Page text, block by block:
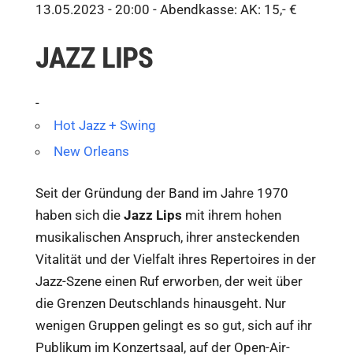
13.05.2023 - 20:00 - Abendkasse: AK: 15,- €
JAZZ LIPS
-
Hot Jazz + Swing
New Orleans
Seit der Gründung der Band im Jahre 1970
haben sich die Jazz Lips mit ihrem hohen
musikalischen Anspruch, ihrer ansteckenden
Vitalität und der Vielfalt ihres Repertoires in der
Jazz-Szene einen Ruf erworben, der weit über
die Grenzen Deutschlands hinausgeht. Nur
wenigen Gruppen gelingt es so gut, sich auf ihr
Publikum im Konzertsaal, auf der Open-Air-